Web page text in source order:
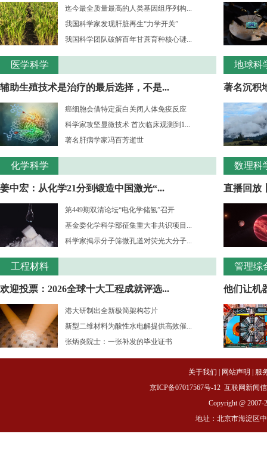
迄今最全质量最高的人类基因组序列构...
我国科学家发现肝脏再生“力学开关”
我国科学团队破解百年甘蔗育种核心谜...
医学科学
辅助生殖技术是治疗的最后选择，不是...
癌细胞会借特定蛋白关闭人体免疫反应
科学家攻坚显微技术 首次临床观测到1...
著名肝病学家冯百芳逝世
化学科学
姜中宏：从化学21分到锻造中国激光“...
第449期双清论坛“电化学储氢”召开
基金委化学科学部征集重大非共识项目...
科学家揭示分子筛微孔道对荧光大分子...
工程材料
欢迎投票：2026全球十大工程成就评选...
港大研制出全新极简架构芯片
新型二维材料为酸性水电解提供高效催...
张炳炎院士：一张补发的毕业证书
地球科
著名沉积
数理科
直播回放
管理综
他们让机
关于我们 网站声明
服
京ICP备07017567号-12 互联网新闻
Copyright @ 2007-
地址：北京市海淀区